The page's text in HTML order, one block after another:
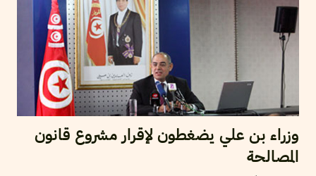
وزراء بن علي يضغطون لإقرار مشروع قانون
المصالحة